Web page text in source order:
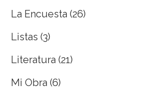
La Encuesta (26)
Listas (3)
Literatura (21)
Mi Obra (6)